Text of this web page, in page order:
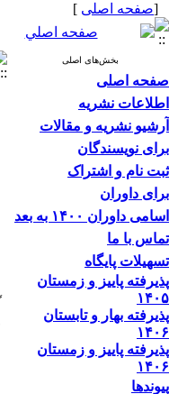
[صفحه اصلی ]
بخش‌های اصلی
صفحه اصلی
اطلاعات نشریه
آرشیو نشریه و مقالات
برای نویسندگان
ثبت نام و اشتراک
برای داوران
اسامی داوران ۱۴۰۰ به بعد
تماس با ما
تسهیلات پایگاه
پذیرفته پاییز و زمستان
۱۴۰۵
پذیرفته بهار و تابستان
۱۴۰۶
پذیرفته پاییز و زمستان
۱۴۰۶
پیوندها